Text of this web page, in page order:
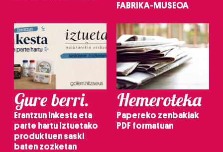
FABRIKA-MUSEOA
Gure berri.
Erantzun inkesta eta
parte hartu Iztuetako
produktuen saski
baten zozketan
Hemeroteka
Papereko zenbakiak
PDF formatuan